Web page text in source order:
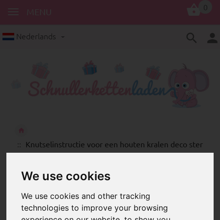
We use cookies
We use cookies and other tracking
technologies to improve your browsing
Nederlands
Knutselinstructie voor een houten kralen deco ster
een houten kralen deco
ster